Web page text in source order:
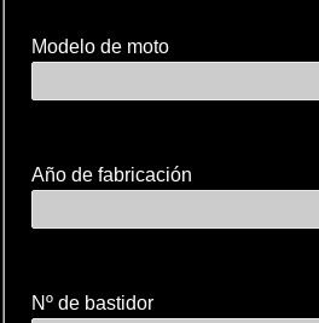
Modelo de moto
Año de fabricación
Nº de bastidor